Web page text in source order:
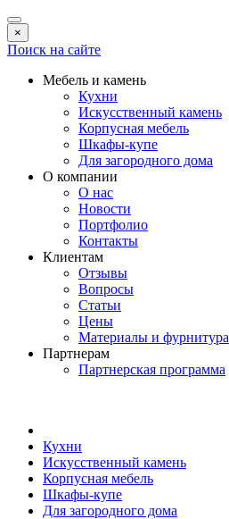
×
Поиск на сайте
Мебель и камень
Кухни
Искусственный камень
Корпусная мебель
Шкафы-купе
Для загородного дома
О компании
О нас
Новости
Портфолио
Контакты
Клиентам
Отзывы
Вопросы
Статьи
Цены
Материалы и фурнитура
Партнерам
Партнерская программа
Кухни
Искусственный камень
Корпусная мебель
Шкафы-купе
Для загородного дома